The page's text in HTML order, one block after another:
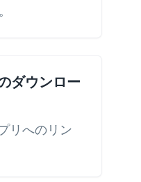
ダウンロー
リへのリン